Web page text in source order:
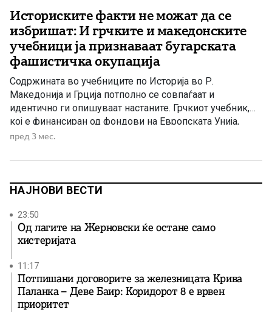
Историските факти не можат да се
избришат: И грчките и македонските
учебници ја признаваат бугарската
фашистичка окупација
Содржината во учебниците по Историја во Р.
Македонија и Грција потполно се совпаѓаат и
идентично ги опишуваат настаните. Грчкиот учебник,
кој е финансиран од фондови на Европската Унија,
кажува дека за време на втората светска војна: —
Бугарите извршиле злосторства, кражби, егзекуции, —
пред 3 мес.
НАЈНОВИ ВЕСТИ
23:50
Од лагите на Жерновски ќе остане само
хистеријата
11:17
Потпишани договорите за железницата Крива
Паланка – Деве Баир: Коридорот 8 е врвен
приоритет